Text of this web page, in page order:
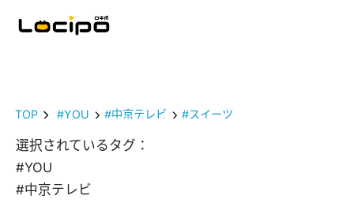
TOP #YOU #中京テレビ #スイーツ
選択されているタグ：
#YOU
#中京テレビ